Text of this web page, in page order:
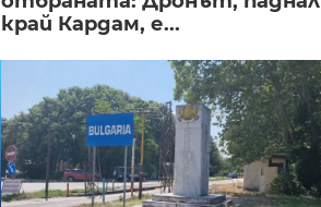
край Кардам, е...